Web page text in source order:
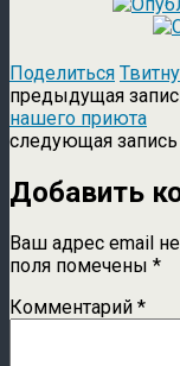
Поделиться
предыдущая
нашего приюта
следующая запись
Добавить
Ваш адрес email
поля помечены *
Комментарий *